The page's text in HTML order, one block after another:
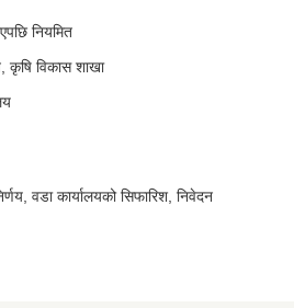
नियमित
कृषि विकास शाखा
वडा कार्यालयको सिफारिश, निवेदन